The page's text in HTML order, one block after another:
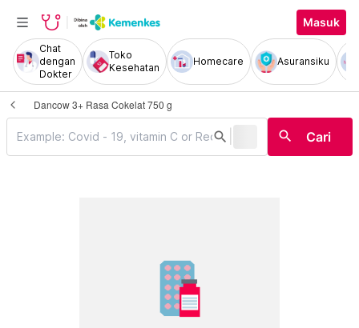
Masuk
Chat
dengan
Dokter
Toko
Kesehatan
Homecare Asuransiku
Dancow 3+ Rasa Cokelat 750 g
search search Cari